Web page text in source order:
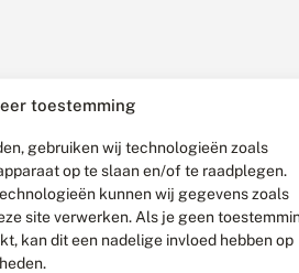
toestemming
gebruiken wij technologieën zoals
op te slaan en/of te raadplegen.
kunnen wij gegevens zoals
site verwerken. Als je geen
kan dit een nadelige invloed hebben op